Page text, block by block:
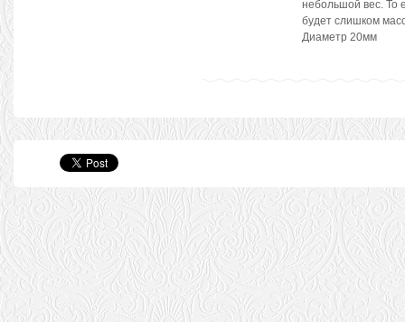
небольшой вес. То
будет слишком
Диаметр 20мм